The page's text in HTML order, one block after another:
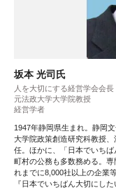
坂本 光司氏
人を大切にする経営学会会長
元法政大学大学院教授
経営学者
1947年静岡県生まれ。静岡
大学院政策創造研究科教授
任。ほかに、「日本でいち
町村の公務も多数務める。
れまでに8,000社以上の企業
『日本でいちばん大切にし